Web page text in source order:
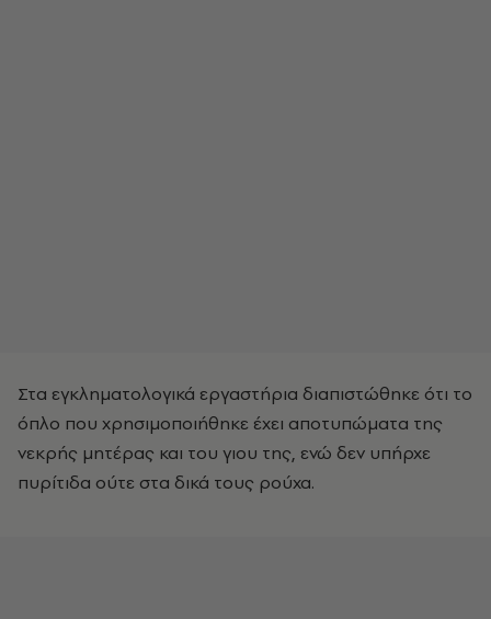
Στα εγκληματολογικά εργαστήρια διαπιστώθηκε ότι το
όπλο που χρησιμοποιήθηκε έχει αποτυπώματα της
νεκρής μητέρας και του γιου της, ενώ δεν υπήρχε
πυρίτιδα ούτε στα δικά τους ρούχα.